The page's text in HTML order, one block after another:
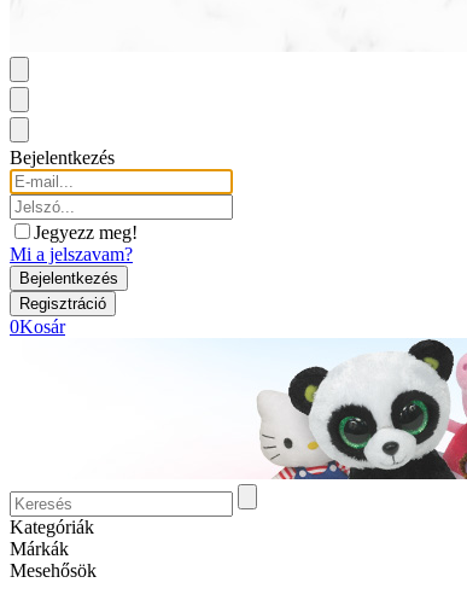
Bejelentkezés
Jegyezz meg!
Mi a jelszavam?
0Kosár
Kategóriák
Márkák
Mesehősök